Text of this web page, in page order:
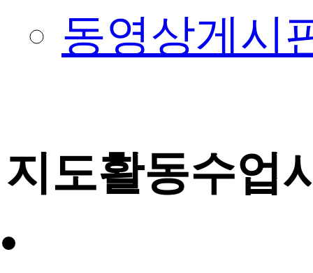
동영상게시
지도활동수업